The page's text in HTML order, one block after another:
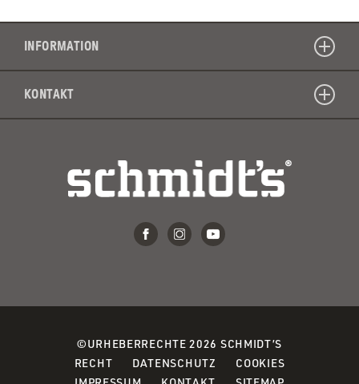
INFORMATION
KONTAKT
©URHEBERRECHTE 2026 SCHMIDT’S
RECHT(OPENS
IN
DATENSCHUTZ (OPENS
COOKIES(OPENS